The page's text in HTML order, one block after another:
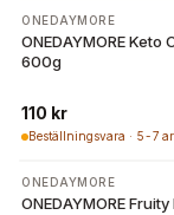
ONEDAYMORE
ONEDAYMORE Keto
600g
110 kr
Beställningsvara · 5-7
ONEDAYMORE
ONEDAYMORE